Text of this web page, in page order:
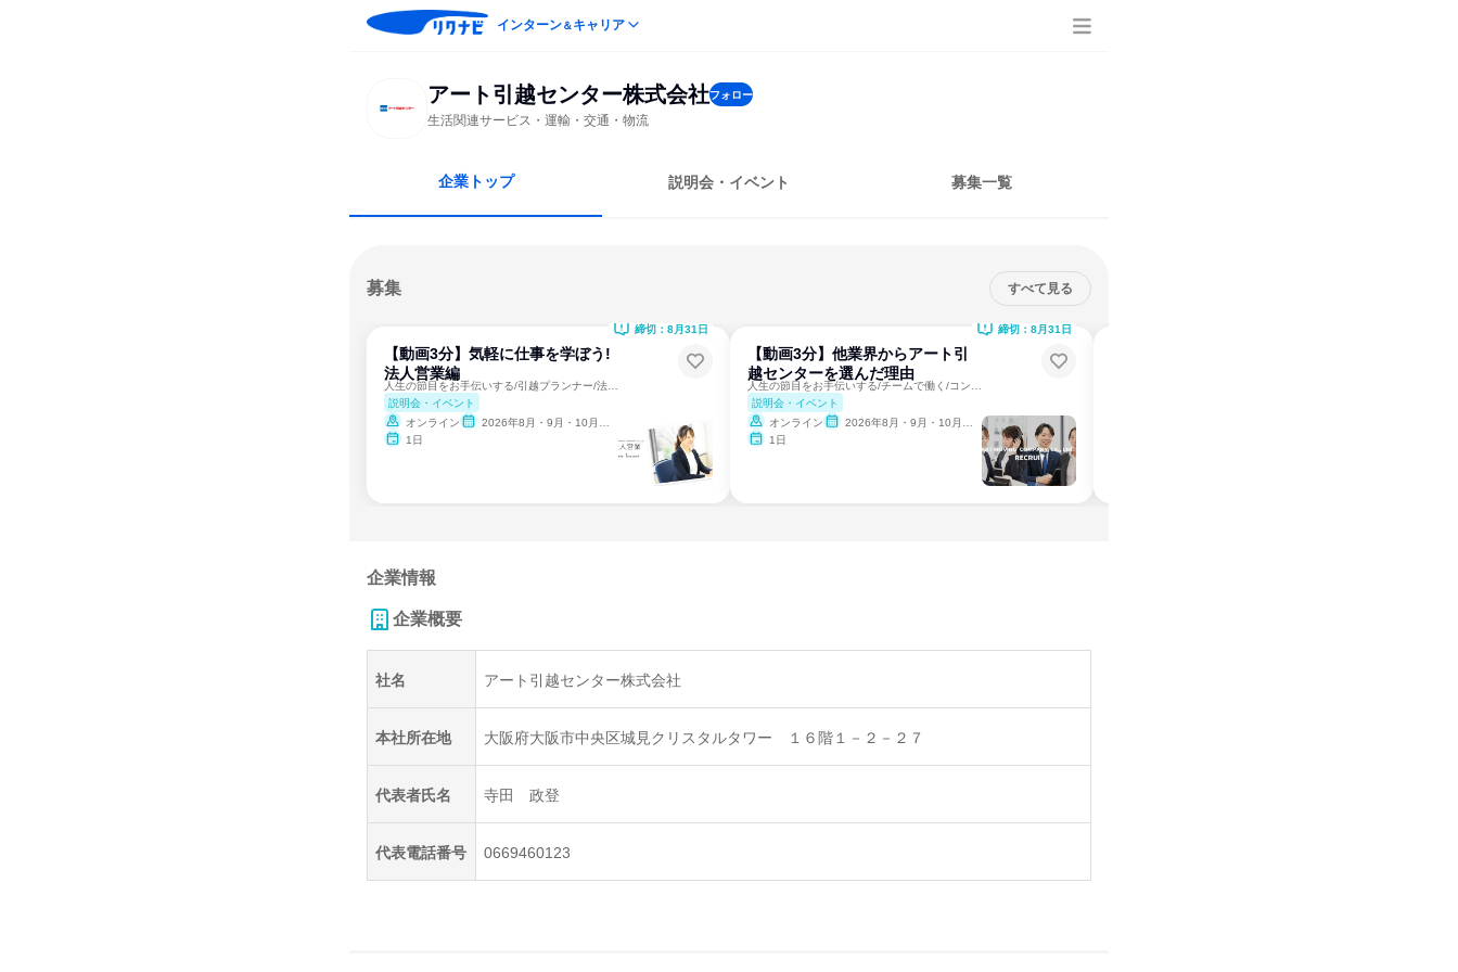
インターン＆キャリア
アート引越センター株式会社フォロー
生活関連サービス・運輸・交通・物流
企業トップ 説明会・イベント 募集一覧
募集 すべて見る
【動画3分】気軽に仕事を学ぼう!
法人営業編
説明会・イベント
オンライン
2026年8月・9月・10月・11月・12月、2027年1月
1日
締切：8月31日
【動画3分】他業界からアート引
越センターを選んだ理由
説明会・イベント
オンライン
2026年8月・9月・10月・11月・12月、2027年1月
1日
締切：8月31日
企業情報
企業概要
社名 アート引越センター株式会社
本社所在地 大阪府大阪市中央区城見クリスタルタワー １６階１－２－２７
代表者氏名 寺田 政登
代表電話番号 0669460123